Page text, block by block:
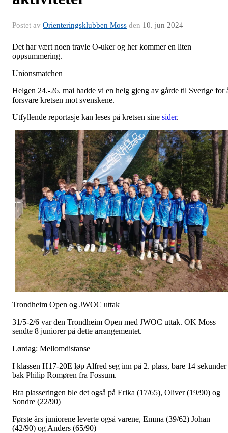
Postet av Orienteringsklubben Moss den 10. jun 2024
Det har vært noen travle O-uker og her kommer en liten
oppsummering.
Unionsmatchen
Helgen 24.-26. mai hadde vi en helg gjeng av gårde til Sverige for
forsvare kretsen mot svenskene.
Utfyllende reportasje kan leses på kretsen sine sider.
Trondheim Open og JWOC uttak
31/5-2/6 var den Trondheim Open med JWOC uttak. OK Moss
sendte 8 juniorer på dette arrangementet.
Lørdag: Mellomdistanse
I klassen H17-20E løp Alfred seg inn på 2. plass, bare 14 sekunder
bak Philip Romøren fra Fossum.
Bra plasseringen ble det også på Erika (17/65), Oliver (19/90) og
Sondre (22/90)
Første års juniorene leverte også varene, Emma (39/62) Johan
(42/90) og Anders (65/90)